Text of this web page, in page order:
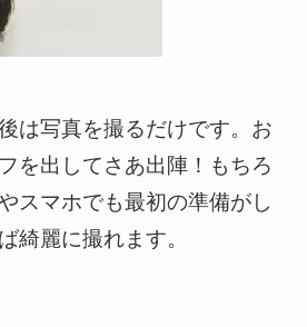
は写真を撮るだけです。お
を出してさあ出陣！もちろ
スマホでも最初の準備がし
綺麗に撮れます。